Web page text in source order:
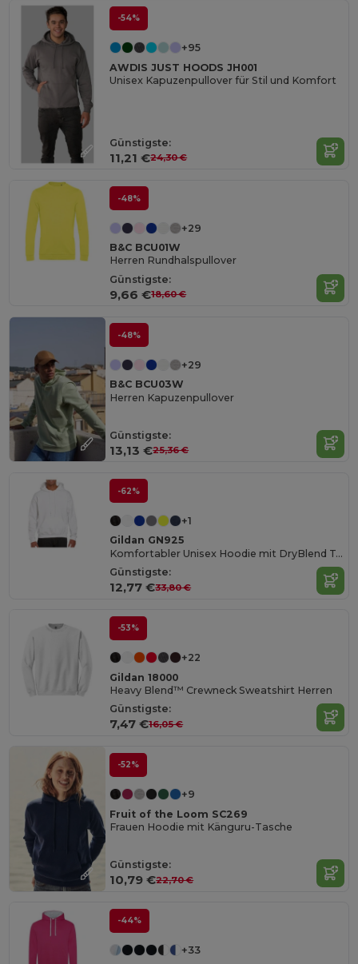
-54%
+95
AWDIS JUST HOODS JH001
Unisex Kapuzenpullover für Stil und Komfort
Günstigste:
11,21 €24,30 €
-48%
+29
B&C BCU01W
Herren Rundhalspullover
Günstigste:
9,66 €18,60 €
-48%
+29
B&C BCU03W
Herren Kapuzenpullover
Günstigste:
13,13 €25,36 €
-62%
+1
Gildan GN925
Komfortabler Unisex Hoodie mit DryBlend Technologie
Günstigste:
12,77 €33,80 €
-53%
+22
Gildan 18000
Heavy Blend™ Crewneck Sweatshirt Herren
Günstigste:
7,47 €16,05 €
-52%
+9
Fruit of the Loom SC269
Frauen Hoodie mit Känguru-Tasche
Günstigste:
10,79 €22,70 €
-44%
+33